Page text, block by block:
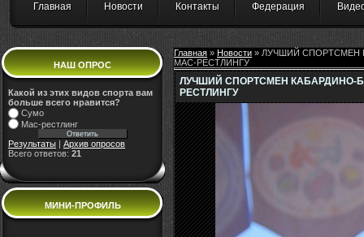
Главная Новости Контакты Федерация
НАШ ОПРОС
Какой из этих видов спорта вам
больше всего нравится?
Сумо
Мас-рестлинг
Результаты
Архив опросов
Всего ответов: 21
МИНИ-ПРОФИЛЬ
Главная » Новости » ЛУЧШИЙ СПОРТСМЕН
МАС-РЕСТЛИНГУ
ЛУЧШИЙ СПОРТСМЕН КАБАРДИНО-
РЕСТЛИНГУ